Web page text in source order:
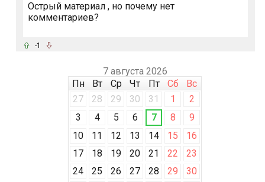
Острый материал , но почему нет
комментариев?
-1
7 августа 2026
Пн
Вт Ср Чт Пт Сб
Вс
27
28 29 30 31 1
2
3
4 5 6 7 8
9
10
11 12 13 14 15
16
17
18 19 20 21 22
23
24
25 26 27 28 29
30